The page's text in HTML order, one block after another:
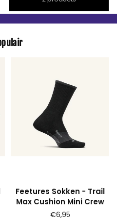
Feetures Sokken - Trail
Max Cushion Mini Crew
Prijs
€6,95